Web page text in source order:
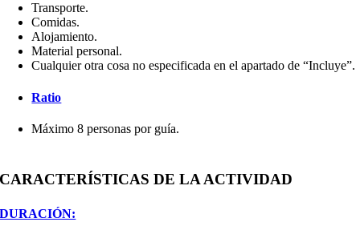
Transporte.
Comidas.
Alojamiento.
Material personal.
Cualquier otra cosa no especificada en el apartado de “Incluye”.
Ratio
Máximo 8 personas por guía.
CARACTERÍSTICAS DE LA ACTIVIDAD
DURACIÓN: